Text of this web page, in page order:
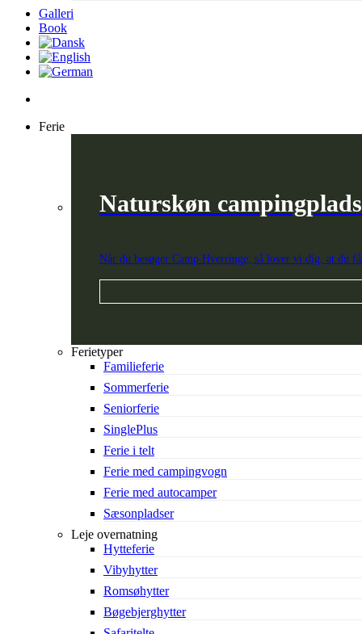
Galleri
Book
Ferie
Naturskøn campingplads
Når du besøger Camp Hverringe, så lover vi dig, at du
Ferietyper
Familieferie
Sommerferie
Seniorferie
SinglePlus
Ferie i telt
Ferie med campingvogn
Ferie med autocamper
Sæsonpladser
Leje overnatning
Hytteferie
Vibyhytter
Romsøhytter
Bøgebjerghytter